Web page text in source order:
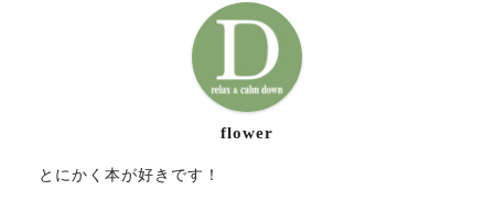
flower
とにかく本が好きです！